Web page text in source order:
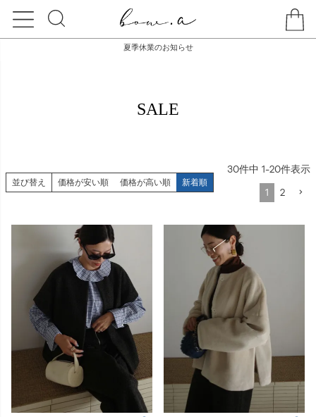
夏季休業のお知らせ
SALE
並び替え 価格が安い順 価格が高い順 新着順
30件中 1-20件表示
1 2